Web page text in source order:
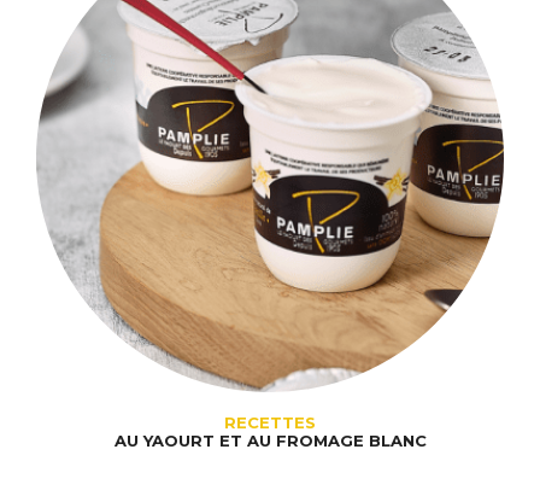
RECETTES
AU YAOURT ET AU FROMAGE BLANC